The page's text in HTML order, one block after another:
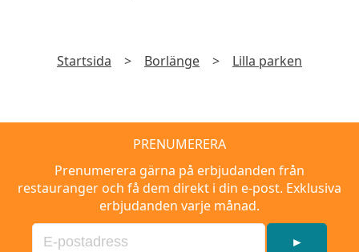
Startsida > Borlänge > Lilla parken
PRENUMERERA
Prenumerera gärna på erbjudanden från
restauranger och få dem direkt i din e-post. Exklusiva
erbjudanden varje månad.
►